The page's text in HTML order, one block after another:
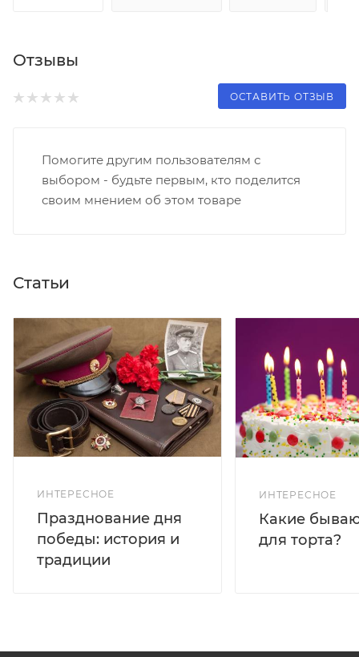
Отзывы
ОСТАВИТЬ ОТЗЫВ
Помогите другим пользователям с
выбором - будьте первым, кто поделится
своим мнением об этом товаре
Статьи
ИНТЕРЕСНОЕ
Празднование дня
победы: история и
традиции
ИНТЕРЕСНОЕ
Какие
для торта?